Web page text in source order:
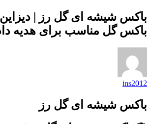
باکس شیشه ای گل رز |
باکس گل مناسب برای هدیه
ins2012
باکس شیشه ای گل رز